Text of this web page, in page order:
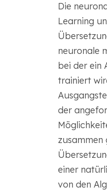
Die
Learning
neuronale
bei der ein
trainiert
der
zusammen
einer
von den